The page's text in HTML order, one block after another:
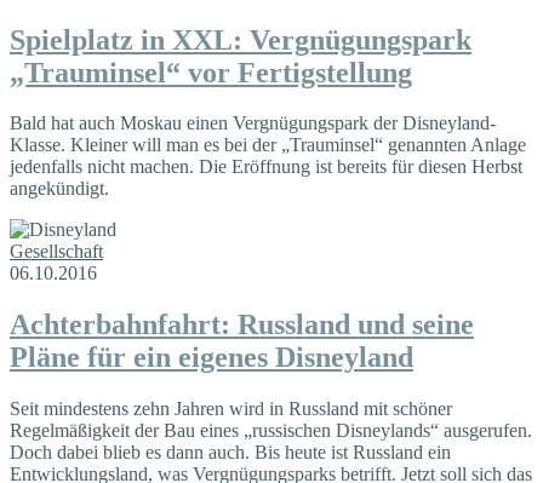
Spielplatz in XXL: Vergnügungspark
„Trauminsel“ vor Fertigstellung
Bald hat auch Moskau einen Vergnügungspark der Disneyland-
Klasse. Kleiner will man es bei der „Trauminsel“ genannten Anlage
jedenfalls nicht machen. Die Eröffnung ist bereits für diesen Herbst
angekündigt.
Gesellschaft
06.10.2016
Achterbahnfahrt: Russland und seine
Pläne für ein eigenes Disneyland
Seit mindestens zehn Jahren wird in Russland mit schöner
Regelmäßigkeit der Bau eines „russischen Disneylands“ ausgerufen.
Doch dabei blieb es dann auch. Bis heute ist Russland ein
Entwicklungsland, was Vergnügungsparks betrifft. Jetzt soll sich das